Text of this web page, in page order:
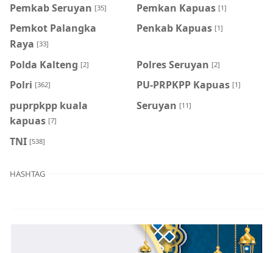
Pemkab Seruyan [35] Pemkan Kapuas [1]
Pemkot Palangka
Raya [33]
Penkab Kapuas [1]
Polda Kalteng [2] Polres Seruyan [2]
Polri [362] PU-PRPKPP Kapuas [1]
puprpkpp kuala
kapuas [7]
Seruyan [11]
TNI [538]
HASHTAG